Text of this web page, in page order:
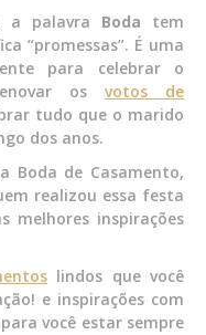
a palavra Boda tem
“promessas”. É uma
para celebrar o
os votos de
tudo que o marido
dos anos.
Boda de Casamento,
realizou essa festa
melhores inspirações
lindos que você
e inspirações com
você estar sempre